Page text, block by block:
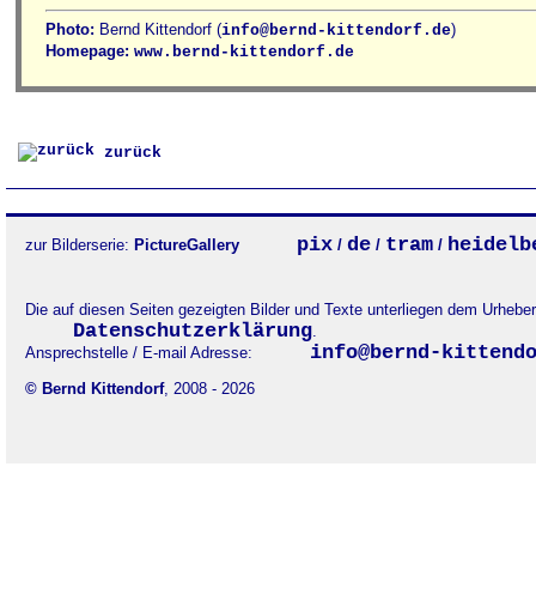
Photo: Bernd Kittendorf (info@bernd-kittendorf.de)
Homepage: www.bernd-kittendorf.de
zurück
zur Bilderserie: PictureGallery pix / de / tram /
Die auf diesen Seiten gezeigten Bilder und Texte unterliegen dem
Datenschutzerklärung.
Ansprechstelle / E-mail Adresse:
info@bernd-
© Bernd Kittendorf, 2008 - 2026